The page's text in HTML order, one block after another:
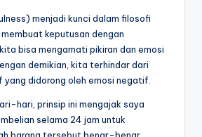
menjadi kunci dalam filosofi
keputusan dengan
bisa mengamati pikiran dan emosi
demikian, kita terhindar dari
yang didorong oleh emosi negatif.
hari, prinsip ini mengajak saya
selama 24 jam untuk
barang tersebut benar-benar